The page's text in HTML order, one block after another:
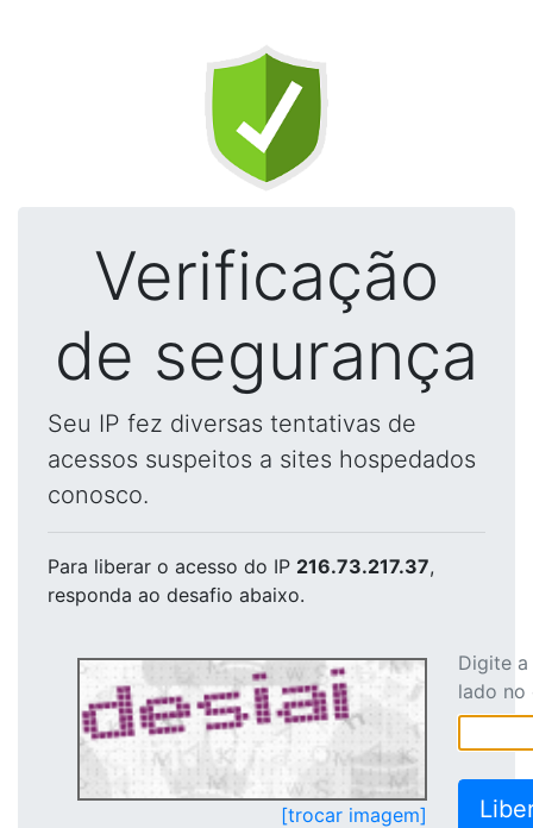
Verificação
de segurança
Seu IP fez diversas tentativas de
acessos suspeitos a sites hospedados
conosco.
Para liberar o acesso do IP 216.73.217.37,
responda ao desafio abaixo.
[trocar imagem]
Digite
lado no